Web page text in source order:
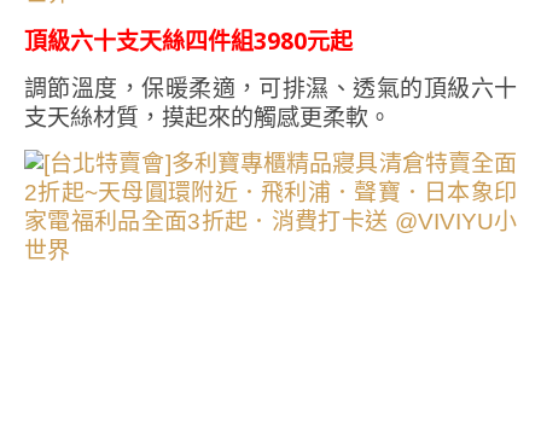
頂級六十支天絲四件組3980元起
調節溫度，保暖柔適，可排濕、透氣的頂級六十
支天絲材質，摸起來的觸感更柔軟。